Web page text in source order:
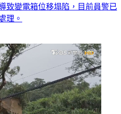
致變電箱位移塌陷，目前員警已
理。